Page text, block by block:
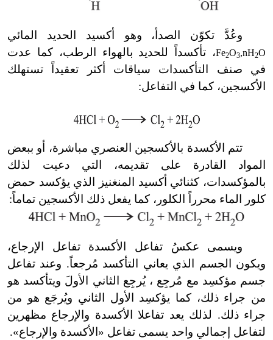
وعُدَّ تكوّن الصدأ، وهو أكسيد الحديد المائي
Fe2O3,nH2O
، تأكسداً للحديد بالهواء الرطب، كما عدت
في صنف التأكسدات سياقات أكثر تعقيداً تستهلك
الأكسجين، كما في التفاعل:
تتم الأكسدة بالأكسجين العنصري مباشرة، أو ببعض
المواد القادرة على تقديمه، التي دعيت لذلك
بالمؤكسدات، كثنائي أكسيد المنغنيز الذي يؤكسد حمض
كلور الماء محرراً الكلور، كما يفعل ذلك الأكسجين تماماً:
ويسمى عكسُ تفاعل الأكسدة تفاعل الإرجاع،
ويكون الجسم الذي يعاني التأكسد مُرجعاً. وعند تفاعل
جسم مؤكسِد مع مُرجِع ، يُرجِع الثاني الأولَ ويتأكسد هو
من جراء ذلك، كما يؤكسِد الأول الثاني ويُرجَع هو من
جراء ذلك. لذلك يعد تفاعلا الأكسدة والإرجاع مظهرين
لتفاعل إجمالي واحد يسمى تفاعل « الأكسدة والإرجاع»
.